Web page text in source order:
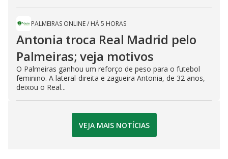
PALMEIRAS ONLINE/ HÁ 5 HORAS
Antonia troca Real Madrid pelo
Palmeiras; veja motivos
O Palmeiras ganhou um reforço de peso para o futebol
feminino. A lateral-direita e zagueira Antonia, de 32 anos,
deixou o Real...
VEJA MAIS NOTÍCIAS